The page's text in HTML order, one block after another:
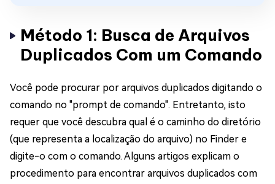
Método 1: Busca de Arquivos
Duplicados Com um Comando
Você pode procurar por arquivos duplicados digitando o
comando no "prompt de comando". Entretanto, isto
requer que você descubra qual é o caminho do diretório
(que representa a localização do arquivo) no Finder e
digite-o com o comando. Alguns artigos explicam o
procedimento para encontrar arquivos duplicados com